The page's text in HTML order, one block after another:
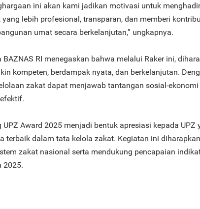
ini akan kami jadikan motivasi untuk
yang lebih profesional, transparan, dan memberi
umat secara berkelanjutan,” ungkapnya.
BAZNAS RI menegaskan bahwa melalui Raker ini,
kompeten, berdampak nyata, dan berkelanjutan.
zakat dapat menjawab tantangan sosial-
UPZ Award 2025 menjadi bentuk apresiasi kepada UPZ
terbaik dalam tata kelola zakat. Kegiatan ini
zakat nasional serta mendukung pencapaian
2025.